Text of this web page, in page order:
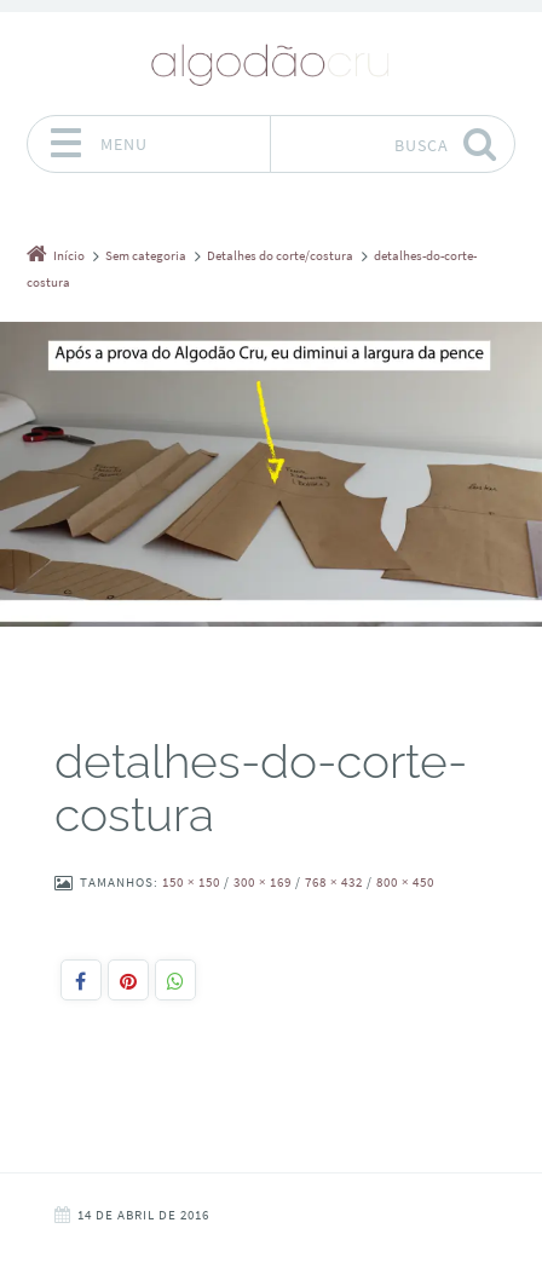
MENU BUSCA
Início Sem categoria Detalhes do corte/costura
detalhes-do-corte-
costura
detalhes-do-corte-
costura
TAMANHOS: 150 × 150 / 300 × 169 / 768 × 432 / 800 × 450
14 DE ABRIL DE 2016